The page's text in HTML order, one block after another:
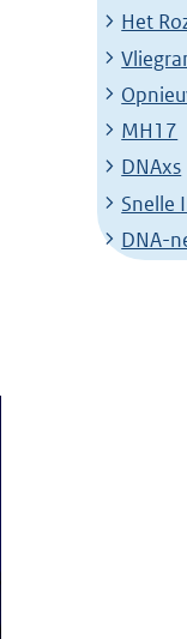
Het
MH17
DNAxs
Snelle
DNA-